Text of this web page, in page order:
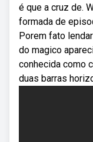
é que a cruz de.
formada de
Porem fato
do magico
conhecida como
duas barras